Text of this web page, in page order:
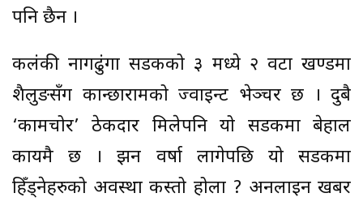
पनि छैन ।
कलंकी नागढुंगा सडकको ३ मध्ये २ वटा खण्डमा
शैलुङसँग कान्छारामको ज्वाइन्ट भेञ्चर छ । दुबै
‘कामचोर’ ठेकदार मिलेपनि यो सडकमा बेहाल
कायमै छ । झन वर्षा लागेपछि यो सडकमा
हिँड्नेहरुको अवस्था कस्तो होला ? अनलाइन खबर